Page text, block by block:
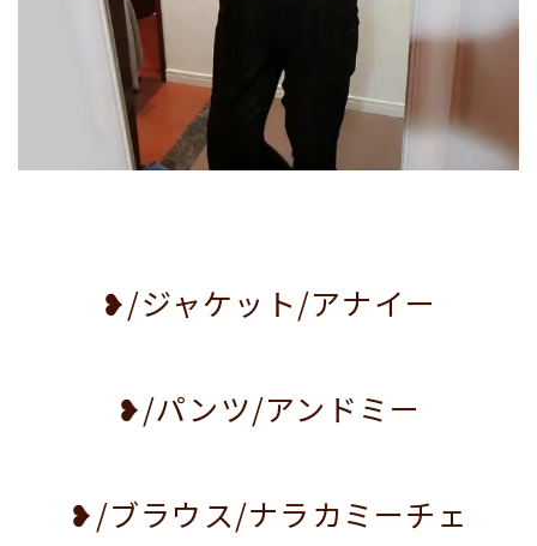
❥/ジャケット/アナイー
❥/パンツ/アンドミー
❥/ブラウス/ナラカミーチェ